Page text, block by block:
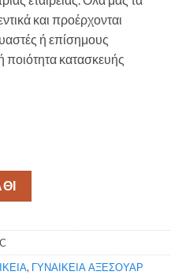
και προέρχονται
ή επίσημους
ποιότητα κατασκευής
, ΓΥΝΑΙΚΕΙΑ ΑΞΕΣΟΥΑΡ